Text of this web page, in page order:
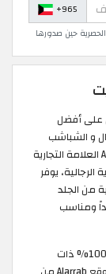
+965
حين صدورها
على أفضل
و الشباشب
والصنادل ذات الجودة العالية، مما يجعل متجر Alarrab العلامة التجارية
يوفر
من الجلد
ومناسب
سارع واحصل الان على أحذية العراب الرائعة والأصلية 100% ذات